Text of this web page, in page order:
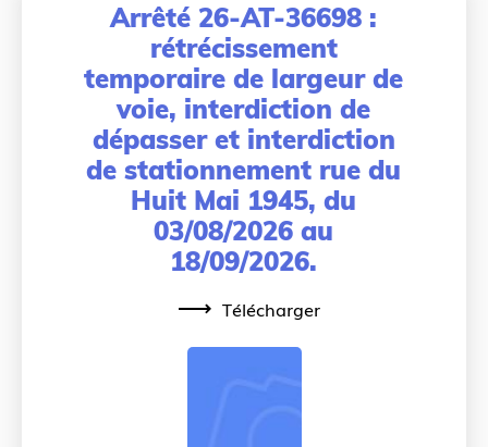
Arrêté 26-AT-36698 :
rétrécissement
temporaire de largeur de
voie, interdiction de
dépasser et interdiction
de stationnement rue du
Huit Mai 1945, du
03/08/2026 au
18/09/2026.
Télécharger